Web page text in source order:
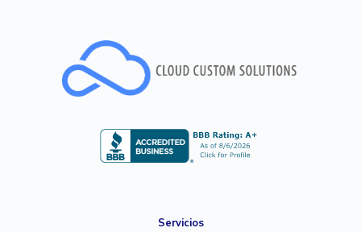
Servicios